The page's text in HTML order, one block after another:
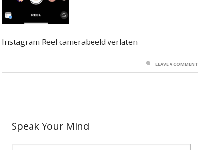
Instagram Reel camerabeeld verlaten
LEAVE A COMMENT
Speak Your Mind